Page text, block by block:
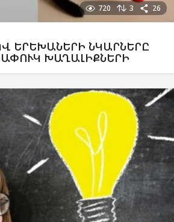
720 3 26
ԵՐԵԽԱՆԵՐԻ ՆԿԱՐՆԵՐԸ
ԽԱՂԱԼԻՔՆԵՐԻ